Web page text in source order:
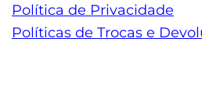
Política de Privacidade
Políticas de Trocas e